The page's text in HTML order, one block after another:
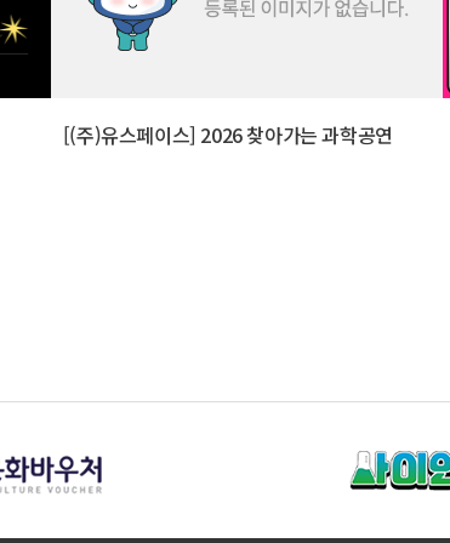
[(주)유스페이스] 2026 찾아가는 과학공연